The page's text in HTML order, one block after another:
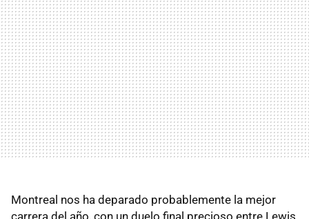
Montreal nos ha deparado probablemente la mejor
carrera del año, con un duelo final precioso entre Lewis